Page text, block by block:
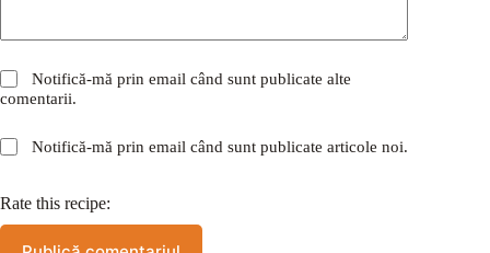
Notifică-mă prin email când sunt publicate alte
comentarii.
Notifică-mă prin email când sunt publicate articole noi.
Rate this recipe: